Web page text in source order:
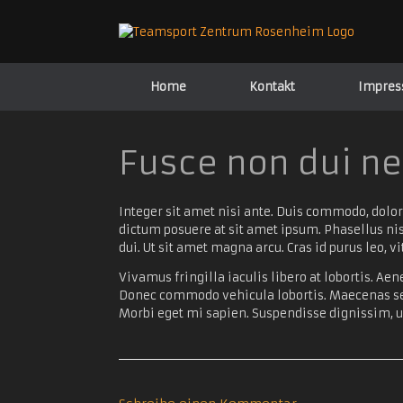
Home Kontakt
Fusce non dui
Integer sit amet nisi ante. Duis commodo,
dictum posuere at sit amet ipsum. Phasellus
dui. Ut sit amet magna arcu. Cras id purus
Vivamus fringilla iaculis libero at lobortis.
Donec commodo vehicula lobortis. Maecenas
Morbi eget mi sapien. Suspendisse